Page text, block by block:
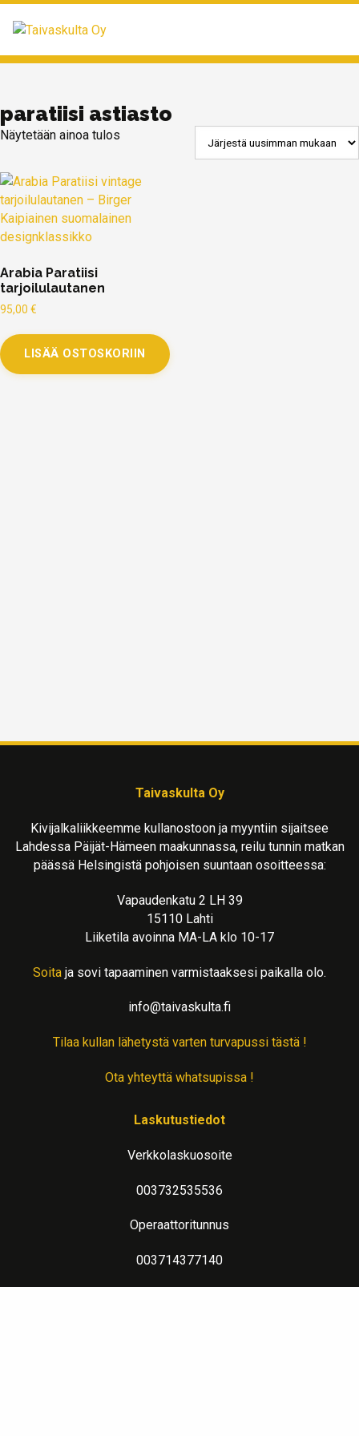
paratiisi astiasto
Näytetään ainoa tulos
Arabia Paratiisi
tarjoilulautanen
95,00 €
LISÄÄ OSTOSKORIIN
Taivaskulta Oy
Kivijalkaliikkeemme kullanostoon ja myyntiin sijaitsee
Lahdessa Päijät-Hämeen maakunnassa, reilu tunnin matkan
päässä Helsingistä pohjoisen suuntaan osoitteessa:
Vapaudenkatu 2 LH 39
15110 Lahti
Liiketila avoinna MA-LA klo 10-17
Soita ja sovi tapaaminen varmistaaksesi paikalla olo.
info@taivaskulta.fi
Tilaa kullan lähetystä varten turvapussi tästä !
Ota yhteyttä whatsupissa !
Laskutustiedot
Verkkolaskuosoite
003732535536
Operaattoritunnus
003714377140